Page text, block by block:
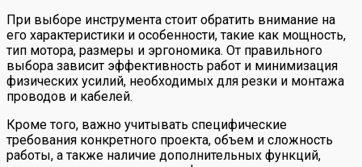
При выборе инструмента стоит обратить внимание на
его характеристики и особенности, такие как мощность,
тип мотора, размеры и эргономика. От правильного
выбора зависит эффективность работ и минимизация
физических усилий, необходимых для резки и монтажа
проводов и кабелей.
Кроме того, важно учитывать специфические
требования конкретного проекта, объем и сложность
работы, а также наличие дополнительных функций,